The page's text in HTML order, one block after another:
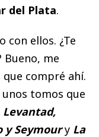
del Plata.
con ellos. ¿Te
Bueno, me
compré ahí.
unos tomos que
Levantad,
y Seymoury La